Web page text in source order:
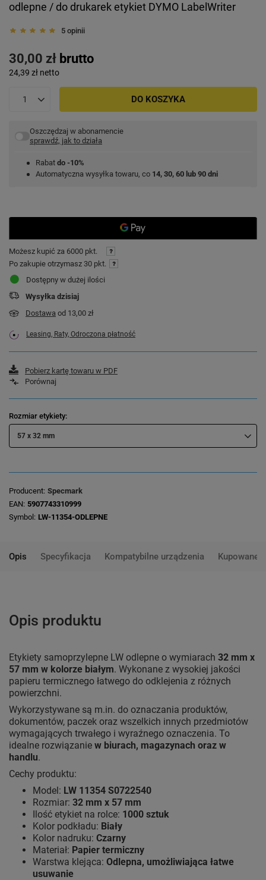
odlepne / do drukarek etykiet DYMO LabelWriter
5 opinii
30,00 zł brutto
24,39 zł netto
DO KOSZYKA
Oszczędzaj w abonamencie
sprawdź, jak to działa
Rabat do -10%
Automatyczna wysyłka towaru, co 14, 30, 60 lub 90 dni
Możesz kupić za 6000 pkt.
Po zakupie otrzymasz 30 pkt.
Dostępny w dużej ilości
Wysyłka dzisiaj
Dostawa od 13,00 zł
Leasing, Raty, Odroczona płatność
Pobierz kartę towaru w PDF
Porównaj
Rozmiar etykiety
57 x 32 mm
Producent Specmark
EAN 5907743310999
Symbol LW-11354-ODLEPNE
Opis Specyfikacja Kompatybilne urządzenia Kupowane
Opis produktu
Etykiety samoprzylepne LW odlepne o wymiarach 32 mm x
57 mm w kolorze białym. Wykonane z wysokiej jakości
papieru termicznego łatwego do odklejenia z różnych
powierzchni.
Wykorzystywane są m.in. do oznaczania produktów,
dokumentów, paczek oraz wszelkich innych przedmiotów
wymagających trwałego i wyraźnego oznaczenia. To
idealne rozwiązanie w biurach, magazynach oraz w
handlu.
Cechy produktu:
Model: LW 11354 S0722540
Rozmiar: 32 mm x 57 mm
Ilość etykiet na rolce: 1000 sztuk
Kolor podkładu: Biały
Kolor nadruku: Czarny
Materiał: Papier termiczny
Warstwa klejąca: Odlepna, umożliwiająca łatwe
usuwanie